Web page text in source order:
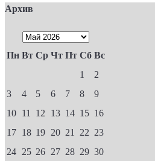
Архив
Пн Вт Ср Чт Пт Сб Вс
1
2
3
4 5 6 7 8
9
10 11 12 13 14 15 16
17 18 19 20 21 22 23
24 25 26 27 28 29 30